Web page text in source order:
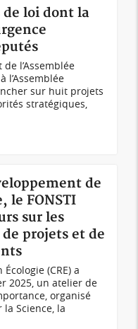
loi dont la
l’Assemblée
l’Assemblée
sur huit projets
stratégiques,
de
le FONSTI
sur les
projets et de
(CRE) a
2025, un atelier de
organisé
Science, la